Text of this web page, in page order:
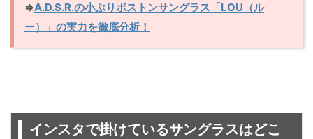
⇒A.D.S.R.の小ぶりボストンサングラス「LOU（ル
ー）」の実力を徹底分析！
インスタで掛けているサングラスはどこ